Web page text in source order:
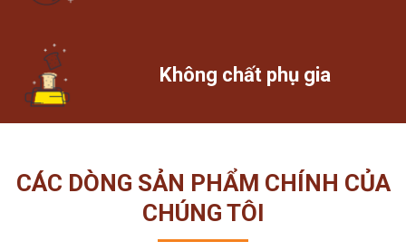
Không chất phụ gia
CÁC DÒNG SẢN PHẨM CHÍNH CỦA
CHÚNG TÔI